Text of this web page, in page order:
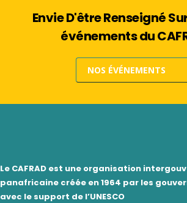
Envie D'être Renseigné
événements du
NOS ÉVÉNEMENTS
Le CAFRAD est une organisation
panafricaine créée en 1964 par les
avec le support de l’UNESCO